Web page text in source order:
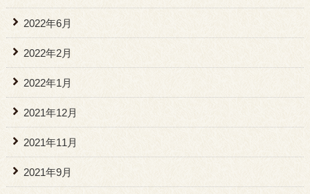
2022年6月
2022年2月
2022年1月
2021年12月
2021年11月
2021年9月